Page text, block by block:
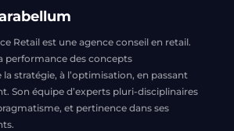
Retail est une agence conseil en retail.
performance des concepts
stratégie, à l’optimisation, en passant
Son équipe d’experts pluri-disciplinaires
et pertinence dans ses